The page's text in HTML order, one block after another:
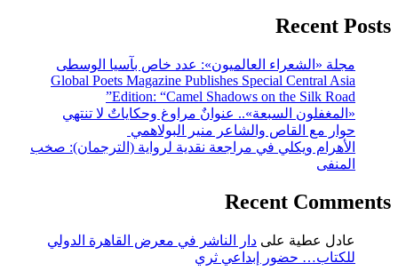
Global
صخب
الدولي